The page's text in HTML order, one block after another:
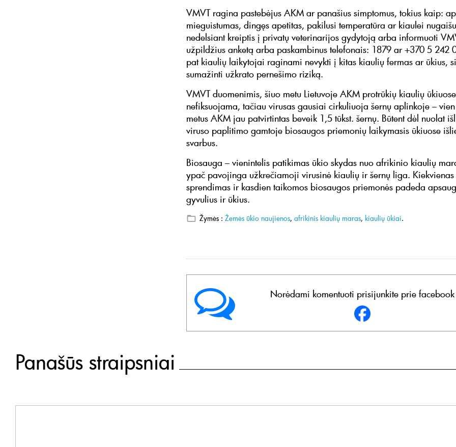
VMVT ragina pastebėjus AKM ar panašius simptomus, tokius kaip:
mieguistumas, dingęs apetitas, pakilusi temperatūra ar kiaulei
nedelsiant kreiptis į privatų veterinarijos gydytoją arba informuoti
užpildžius anketą arba paskambinus telefonais: 1879 ar +370 5 242
pat kiaulių laikytojai raginami nevykti į kitas kiaulių fermas ar ūkius,
sumažinti užkrato pernešimo riziką.
VMVT duomenimis, šiuo metu Lietuvoje AKM protrūkių kiaulių ūkiuose
nefiksuojama, tačiau virusas gausiai cirkuliuoja šernų aplinkoje –
metus AKM jau patvirtintas beveik 1,5 tūkst. šernų. Būtent dėl nuolat
viruso paplitimo gamtoje biosaugos priemonių laikymasis ūkiuose
svarbus.
Biosauga – vienintelis patikimas ūkio skydas nuo afrikinio kiaulių
ypač pavojinga užkrečiamoji virusinė kiaulių ir šernų liga. Kiekvienas
sprendimas ir kasdien taikomos biosaugos priemonės padeda
gyvulius ir ūkius.
Žymės : Žemės ūkio naujienos, afrikinis kiaulių maras, kiaulių ūkiai.
Norėdami komentuoti prisijunkite prie facebook
Panašūs straipsniai